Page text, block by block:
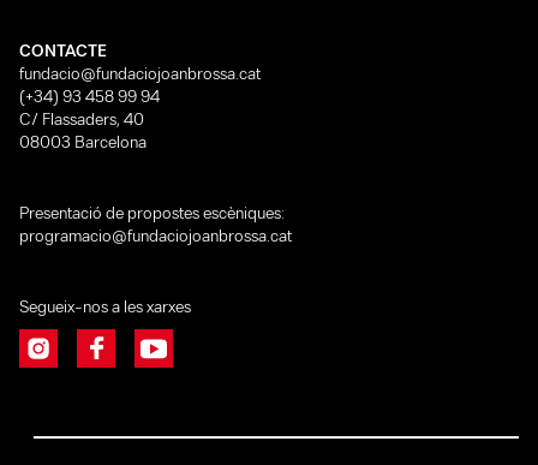
CONTACTE
fundacio@fundaciojoanbrossa.cat
(+34) 93 458 99 94
C/ Flassaders, 40
08003 Barcelona
Presentació de propostes escèniques:
programacio@fundaciojoanbrossa.cat
Segueix-nos a les xarxes